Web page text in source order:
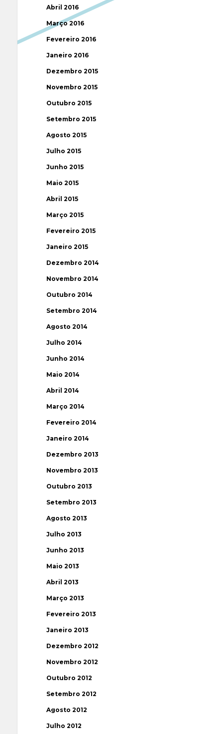
Abril 2016
Março 2016
Fevereiro 2016
Janeiro 2016
Dezembro 2015
Novembro 2015
Outubro 2015
Setembro 2015
Agosto 2015
Julho 2015
Junho 2015
Maio 2015
Abril 2015
Março 2015
Fevereiro 2015
Janeiro 2015
Dezembro 2014
Novembro 2014
Outubro 2014
Setembro 2014
Agosto 2014
Julho 2014
Junho 2014
Maio 2014
Abril 2014
Março 2014
Fevereiro 2014
Janeiro 2014
Dezembro 2013
Novembro 2013
Outubro 2013
Setembro 2013
Agosto 2013
Julho 2013
Junho 2013
Maio 2013
Abril 2013
Março 2013
Fevereiro 2013
Janeiro 2013
Dezembro 2012
Novembro 2012
Outubro 2012
Setembro 2012
Agosto 2012
Julho 2012